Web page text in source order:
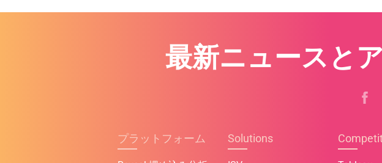
最新ニュースと
プラットフォーム Solutions